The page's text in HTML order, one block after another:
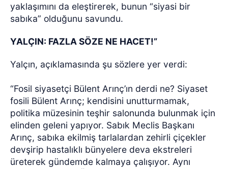
yaklaşımını da eleştirerek, bunun “siyasi bir
sabıka” olduğunu savundu.
YALÇIN: FAZLA SÖZE NE HACET!”
Yalçın, açıklamasında şu sözlere yer verdi:
“Fosil siyasetçi Bülent Arınç’ın derdi ne? Siyaset
fosili Bülent Arınç; kendisini unutturmamak,
politika müzesinin teşhir salonunda bulunmak için
elinden geleni yapıyor. Sabık Meclis Başkanı
Arınç, sabıka ekilmiş tarlalardan zehirli çiçekler
devşirip hastalıklı bünyelere deva ekstreleri
üreterek gündemde kalmaya çalışıyor. Aynı